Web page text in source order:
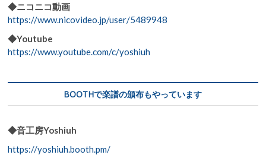
ョ
ン
◆ニコニコ動画
https://www.nicovideo.jp/user/5489948
◆Youtube
https://www.youtube.com/c/yoshiuh
BOOTHで楽譜の頒布もやっています
◆音工房Yoshiuh
https://yoshiuh.booth.pm/